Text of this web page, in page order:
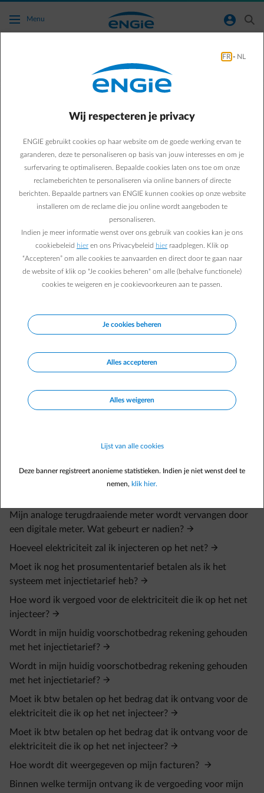
Ga naar de hoofdinhoud
Menu normal-account-circle search
Hoeveel elektriciteit zal ik injecteren op het
arrow-left Terug naar contactpagina
Dat hangt af van hetvermogen van je installatie en je zelfverbruik
dus de hoeveelheid elektriciteit die je onmiddellijk (voor je
professionele activiteiten) verbruikt in verhouding tot de productie
van je zonnepanelen. Hoe hoger je zelfverbruik, hoe minder
elektriciteit je op het net injecteert.
gebruikt (of van op afstand programmeert) of een elektrische auto
oplaadtwanneer je zonnepanelen elektriciteit produceren,zal je
proportioneel minder elektriciteit op het net injecteren .Je
zelfverbruik zal dus hoger liggen. In België verbruikt een
professionele klant met zonnepanelen gemiddeld ~70% van de
elektriciteit die hij produceert en injecteert hij de resterende ~30%
andere manier om je zelfverbruik te beïnvloeden is door te
gebruiken zonder dat je deze hoeft af te nemen en injecteren op
het net, bijvoorbeeld na zonsondergang in de winter of wanneer je
de voordelen en premies die verbonden zijn aan een thuisbatterij in
Vlaanderen
Mijn analoge terugdraaiende meter wordt vervangen door
een digitale meter. Wat gebeurt er nadien?
Hoeveel elektriciteit zal ik injecteren op het net?
Moet ik nog het prosumententarief betalen als ik het
systeem met injectietarief heb?
Hoe word ik vergoed voor de elektriciteit die ik op het net
injecteer?
Wordt in mijn huidig voorschotbedrag rekening gehouden
met het injectietarief?
Wordt in mijn huidig voorschotbedrag rekening gehouden
met het injectietarief?
Moet ik btw betalen op het bedrag dat ik ontvang voor de
elektriciteit die ik op het net injecteer?
Moet ik btw betalen op het bedrag dat ik ontvang voor de
elektriciteit die ik op het net injecteer?
Hoe wordt dit weergegeven op mijn facturen?
Binnen welke termijn ontvang ik de vergoeding voor mijn
FR - NL
Wij respecteren je privacy
ENGIE gebruikt cookies op haar website om de goede werking ervan te
garanderen, deze te personaliseren op basis van jouw interesses en om je
surfervaring te optimaliseren. Bepaalde cookies laten ons toe om onze
reclameberichten te personaliseren via online banners of directe
berichten. Bepaalde partners van ENGIE kunnen cookies op onze website
installeren om de reclame die jou online wordt aangeboden te
personaliseren.
Indien je meer informatie wenst over ons gebruik van cookies kan je ons
cookiebeleid hier en ons Privacybeleid hier raadplegen. Klik op
“Accepteren” om alle cookies te aanvaarden en direct door te gaan naar
de website of klik op "Je cookies beheren" om alle (behalve functionele)
cookies te weigeren en je cookievoorkeuren aan te passen.
Je cookies beheren
Alles accepteren
Alles weigeren
Lijst van alle cookies
Deze banner registreert anonieme statistieken. Indien je niet wenst deel te
nemen, klik hier.